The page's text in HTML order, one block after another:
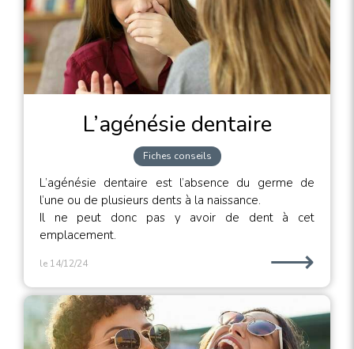
L’agénésie dentaire
Fiches conseils
L’agénésie dentaire est l’absence du germe de
l’une ou de plusieurs dents à la naissance.
Il ne peut donc pas y avoir de dent à cet
emplacement.
le 14/12/24 ⟶